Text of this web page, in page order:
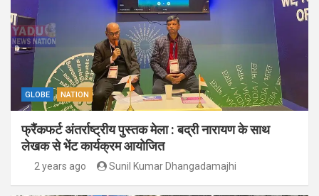
GLOBE NATION
फ्रैंकफर्ट अंतर्राष्ट्रीय पुस्तक मेला : बद्री नारायण के साथ
लेखक से भेंट कार्यक्रम आयोजित
2 years ago Sunil Kumar Dhangadamajhi